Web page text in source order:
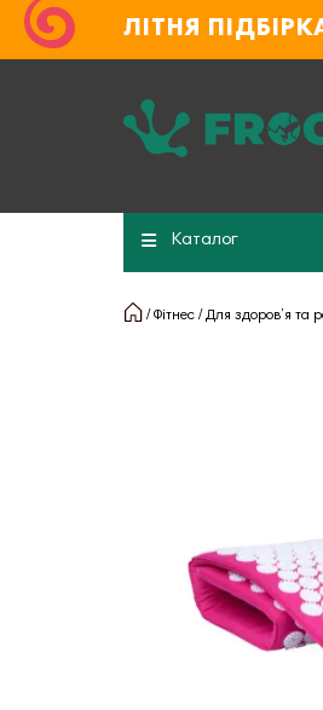
ЛІТНЯ
Каталог
Фітнес Для здоров’я та